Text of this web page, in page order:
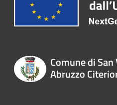
Comune di
Abruzzo